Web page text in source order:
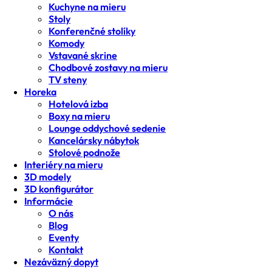
Kuchyne na mieru
Stoly
Konferenčné stolíky
Komody
Vstavané skrine
Chodbové zostavy na mieru
TV steny
Horeka
Hotelová izba
Boxy na mieru
Lounge oddychové sedenie
Kancelársky nábytok
Stolové podnože
Interiéry na mieru
3D modely
3D konfigurátor
Informácie
O nás
Blog
Eventy
Kontakt
Nezáväzný dopyt